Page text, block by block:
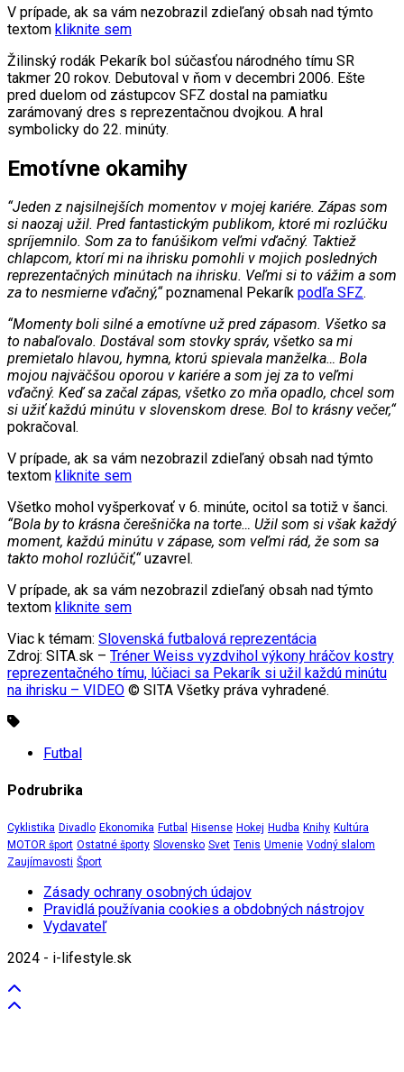
V prípade, ak sa vám nezobrazil zdieľaný obsah nad týmto
textom kliknite sem
Žilinský rodák Pekarík bol súčasťou národného tímu SR
takmer 20 rokov. Debutoval v ňom v decembri 2006. Ešte
pred duelom od zástupcov SFZ dostal na pamiatku
zarámovaný dres s reprezentačnou dvojkou. A hral
symbolicky do 22. minúty.
Emotívne okamihy
“Jeden z najsilnejších momentov v mojej kariére. Zápas som
si naozaj užil. Pred fantastickým publikom, ktoré mi rozlúčku
spríjemnilo. Som za to fanúšikom veľmi vďačný. Taktiež
chlapcom, ktorí mi na ihrisku pomohli v mojich posledných
reprezentačných minútach na ihrisku. Veľmi si to vážim a som
za to nesmierne vďačný,“ poznamenal Pekarík podľa SFZ.
“Momenty boli silné a emotívne už pred zápasom. Všetko sa
to nabaľovalo. Dostával som stovky správ, všetko sa mi
premietalo hlavou, hymna, ktorú spievala manželka… Bola
mojou najväčšou oporou v kariére a som jej za to veľmi
vďačný. Keď sa začal zápas, všetko zo mňa opadlo, chcel som
si užiť každú minútu v slovenskom drese. Bol to krásny večer,“
pokračoval.
V prípade, ak sa vám nezobrazil zdieľaný obsah nad týmto
textom kliknite sem
Všetko mohol vyšperkovať v 6. minúte, ocitol sa totiž v šanci.
“Bola by to krásna čerešnička na torte… Užil som si však každý
moment, každú minútu v zápase, som veľmi rád, že som sa
takto mohol rozlúčiť,“ uzavrel.
V prípade, ak sa vám nezobrazil zdieľaný obsah nad týmto
textom kliknite sem
Viac k témam: Slovenská futbalová reprezentácia
Zdroj: SITA.sk – Tréner Weiss vyzdvihol výkony hráčov kostry
reprezentačného tímu, lúčiaci sa Pekarík si užil každú minútu
na ihrisku – VIDEO © SITA Všetky práva vyhradené.
Futbal
Podrubrika
Cyklistika Divadlo Ekonomika Futbal Hisense Hokej Hudba Knihy Kultúra
MOTOR šport Ostatné športy Slovensko Svet Tenis Umenie Vodný slalom
Zaujímavosti Šport
Zásady ochrany osobných údajov
Pravidlá používania cookies a obdobných nástrojov
Vydavateľ
2024 - i-lifestyle.sk